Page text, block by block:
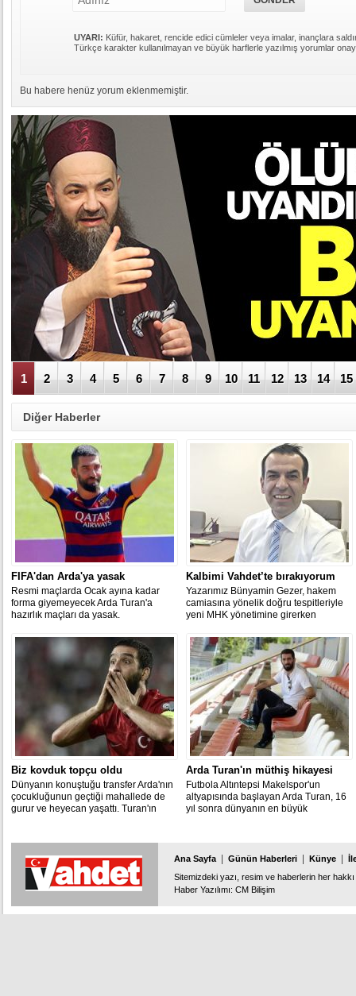
UYARI: Küfür, hakaret, rencide edici cümleler veya imalar, inançlara
Türkçe karakter kullanılmayan ve büyük harflerle yazılmış yorumlar
Bu habere henüz yorum eklenmemiştir.
1 2 3 4 5 6 7 8 9 10 11 12 13 14 15
Diğer Haberler
FIFA'dan Arda'ya yasak
Resmi maçlarda Ocak ayına kadar
forma giyemeyecek Arda Turan'a
hazırlık maçları da yasak.
Kalbimi Vahdet’te bırakıyorum
Yazarımız Bünyamin Gezer, hakem
camiasına yönelik doğru tespitleriyle
yeni MHK yönetimine girerken
Gezer, “Bu zorunluluktan dolayı büyük
üzüntü duydum. Ama gönlüm, her
zaman Vahdet camiasıyla birlikte
olacak” dedi.
Biz kovduk topçu oldu
Dünyanın konuştuğu transfer Arda'nın
çocukluğunun geçtiği mahallede de
gurur ve heyecan yaşattı. Turan'ın
diye. Bizim kovmamızdan bir kulübe
kayıt oldu, topçu oldu" dedi.
Arda Turan'ın müthiş hikayesi
Futbola Altıntepsi Makelspor'un
altyapısında başlayan Arda Turan, 16
yıl sonra dünyanın en büyük
Ana Sayfa Günün Haberleri Künye
Sitemizdeki yazı, resim ve haberlerin her
Haber Yazılımı: CM Bilişim